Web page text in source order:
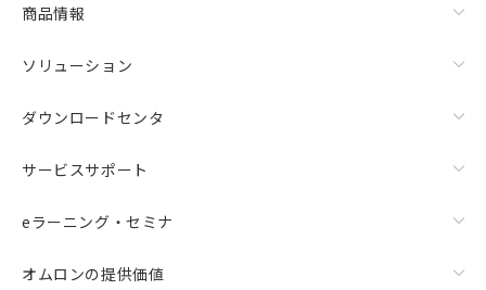
商品情報
ソリューション
ダウンロードセンタ
サービスサポート
eラーニング・セミナ
オムロンの提供価値